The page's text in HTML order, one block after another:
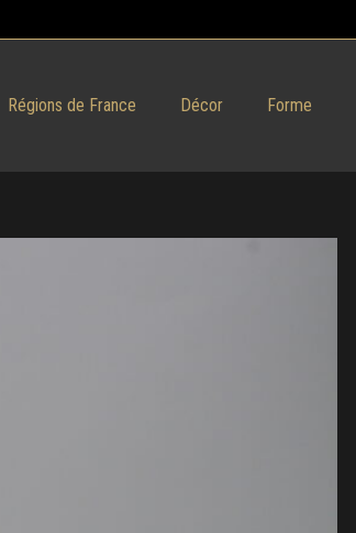
Régions de France Décor Forme